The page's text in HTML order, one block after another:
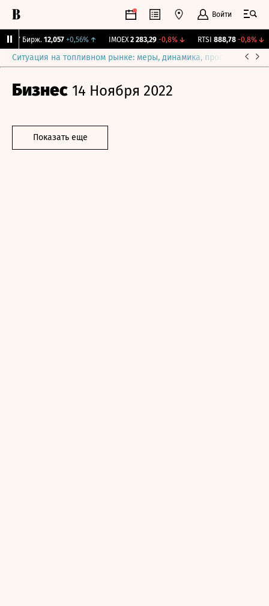
Войти
CNY Бирж. 12,057 +0,56%↑ IMOEX 2 283,29 -0,8%↓ RTSI 888,78 -0,8%↓
Ситуация на топливном рынке: меры, динамика, прогнозы
Бизнес 14 Ноября 2022
Показать еще